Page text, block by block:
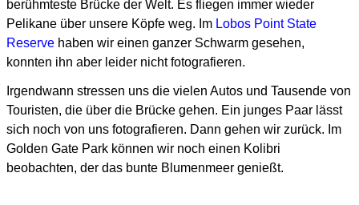
berühmteste Brücke der Welt. Es fliegen immer wieder
Pelikane über unsere Köpfe weg. Im Lobos Point State
Reserve haben wir einen ganzer Schwarm gesehen,
konnten ihn aber leider nicht fotografieren.
Irgendwann stressen uns die vielen Autos und Tausende von
Touristen, die über die Brücke gehen. Ein junges Paar lässt
sich noch von uns fotografieren. Dann gehen wir zurück. Im
Golden Gate Park können wir noch einen Kolibri
beobachten, der das bunte Blumenmeer genießt.